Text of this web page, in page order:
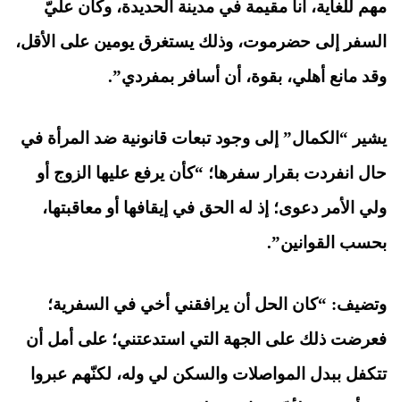
مهم للغاية، أنا مقيمة في مدينة الحديدة، وكان عليّ
السفر إلى حضرموت، وذلك يستغرق يومين على الأقل،
وقد مانع أهلي، بقوة، أن أسافر بمفردي”.
يشير “الكمال” إلى وجود تبعات قانونية ضد المرأة في
حال انفردت بقرار سفرها؛ “كأن يرفع عليها الزوج أو
ولي الأمر دعوى؛ إذ له الحق في إيقافها أو معاقبتها،
بحسب القوانين”.
وتضيف: “كان الحل أن يرافقني أخي في السفرية؛
فعرضت ذلك على الجهة التي استدعتني؛ على أمل أن
تتكفل ببدل المواصلات والسكن لي وله، لكنّهم عبروا